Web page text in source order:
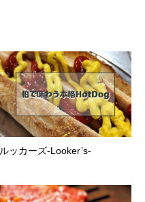
ルッカーズ-Looker’s-